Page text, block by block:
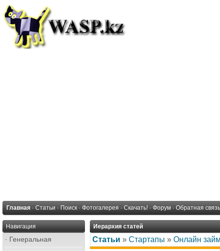
Главная · Статьи · Поиск · Фотогалерея · Скачать! · Форум · Обратная связь
Навигация
· Генеральная
Иерархия статей
Статьи » Стартапы » Онлайн